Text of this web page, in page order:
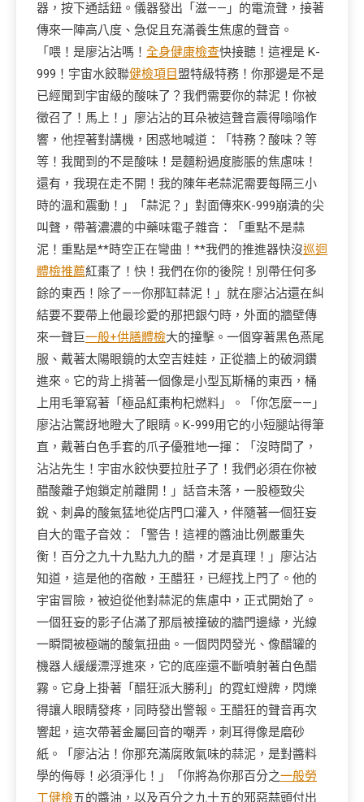
器，按下通話鈕。儀器發出「滋——」的電流聲，接著
傳來一陣高八度、急促且充滿養生焦慮的聲音。
「喂！是廖沾沾嗎！ 全身健康檢查快接聽！這裡是 K-
999！宇宙水餃聯健檢項目 盟特級特務！你那邊是不是
已經聞到宇宙級的酸味了？我們需要你的蒜泥！你被
徵召了！馬上！」廖沾沾的耳朵被這聲音震得嗡嗡作
響，他捏著對講機，困惑地喊道：「特務？酸味？等
等！我聞到的不是酸味！是麵粉過度膨脹的焦慮味！
還有，我現在走不開！我的陳年老蒜泥需要每隔三小
時的溫和震動！」「蒜泥？」對面傳來K-999崩潰的尖
叫聲，帶著濃濃的中藥味電子雜音：「重點不是蒜
泥！重點是**時空正在彎曲！**我們的推進器快沒巡迴
體檢推薦紅棗了！快！我們在你的後院！別帶任何多
餘的東西！除了——你那缸蒜泥！」就在廖沾沾還在糾
結要不要帶上他最珍愛的那把銀勺時，外面的牆壁傳
來一聲巨一般+供膳體檢大的撞擊。一個穿著黑色燕尾
服、戴著太陽眼鏡的太空吉娃娃，正從牆上的破洞鑽
進來。它的背上揹著一個像是小型瓦斯桶的東西，桶
上用毛筆寫著「極品紅棗枸杞燃料」。「你怎麼——」
廖沾沾驚訝地瞪大了眼睛。K-999用它的小短腿站得筆
直，戴著白色手套的爪子優雅地一揮：「沒時間了，
沾沾先生！宇宙水餃快要拉肚子了！我們必須在你被
醋酸離子炮鎖定前離開！」話音未落，一股極致尖
銳、刺鼻的酸氣猛地從店門口灌入，伴隨著一個狂妄
自大的電子音效：「警告！這裡的醬油比例嚴重失
衡！百分之九十九點九九的醋，才是真理！」廖沾沾
知道，這是他的宿敵，王醋狂，已經找上門了。他的
宇宙冒險，被迫從他對蒜泥的焦慮中，正式開始了。
一個狂妄的影子佔滿了那扇被撞破的牆門邊緣，光線
一瞬間被極端的酸氣扭曲。一個閃閃發光、像醋罐的
機器人緩緩漂浮進來，它的底座還不斷噴射著白色醋
霧。它身上掛著「醋狂派大勝利」的霓虹燈牌，閃爍
得讓人眼睛發疼，同時發出警報。王醋狂的聲音再次
響起，這次帶著金屬回音的嘲弄，刺耳得像是磨砂
紙。「廖沾沾！你那充滿腐敗氣味的蒜泥，是對醬料
學的侮辱！必須淨化！」「你將為你那百分之一般勞
工健檢五的醬油，以及百分之九十五的邪惡蒜頭付出